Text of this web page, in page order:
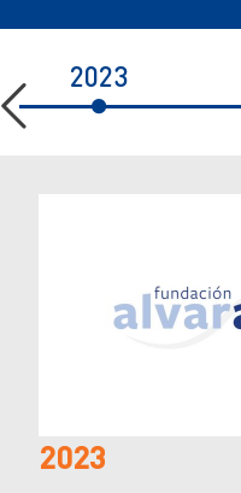
2023
2023